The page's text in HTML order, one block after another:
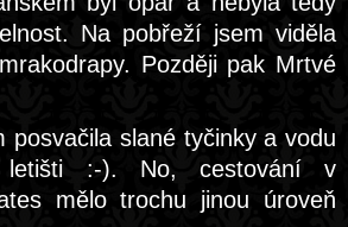
Na pobřeží jsem viděla
Později pak Mrtvé
posvačila slané tyčinky a vodu
letišti :-). No, cestování v
mělo trochu jinou úroveň